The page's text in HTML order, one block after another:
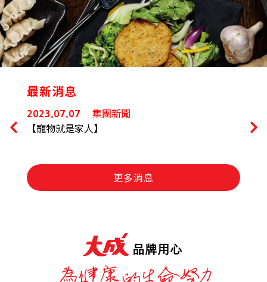
最新消息
2023.07.07
集團新聞
【寵物就是家人】
更多消息